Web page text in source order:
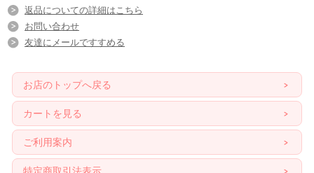
返品についての詳細はこちら
お問い合わせ
友達にメールですすめる
お店のトップへ戻る
カートを見る
ご利用案内
特定商取引法表示